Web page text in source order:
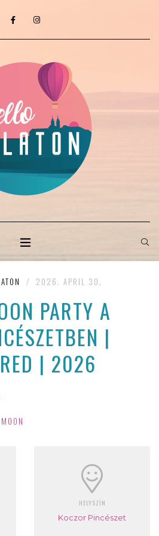
/ 2026. APRIL 30.
PARTY A
|
| 2026
HELYSZÍN
Koczor Pincészet